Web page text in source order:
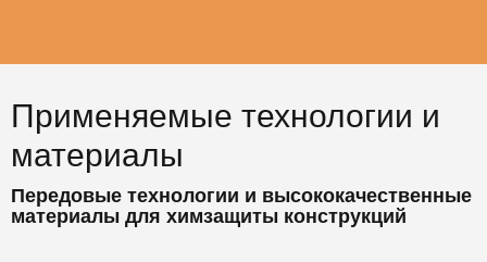
Применяемые технологии и
материалы
Передовые технологии и высококачественные
материалы для химзащиты конструкций